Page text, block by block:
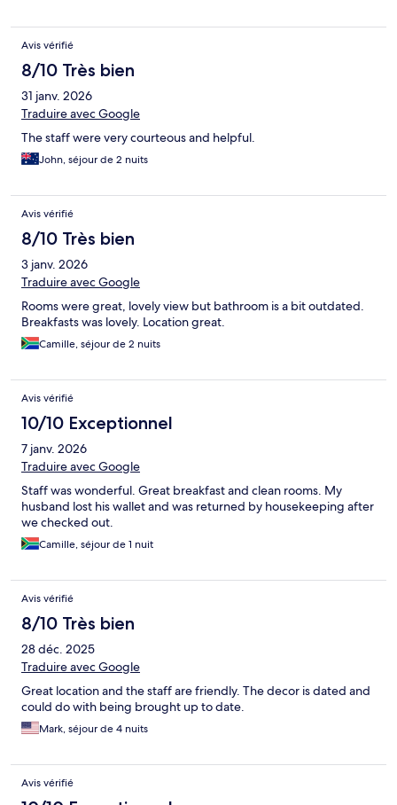
Avis vérifié
8/10 Très bien
31 janv. 2026
Traduire avec Google
The staff were very courteous and helpful.
John, séjour de 2 nuits
Avis vérifié
8/10 Très bien
3 janv. 2026
Traduire avec Google
Rooms were great, lovely view but bathroom is a bit outdated.
Breakfasts was lovely. Location great.
Camille, séjour de 2 nuits
Avis vérifié
10/10 Exceptionnel
7 janv. 2026
Traduire avec Google
Staff was wonderful. Great breakfast and clean rooms. My
husband lost his wallet and was returned by housekeeping after
we checked out.
Camille, séjour de 1 nuit
Avis vérifié
8/10 Très bien
28 déc. 2025
Traduire avec Google
Great location and the staff are friendly. The decor is dated and
could do with being brought up to date.
Mark, séjour de 4 nuits
Avis vérifié